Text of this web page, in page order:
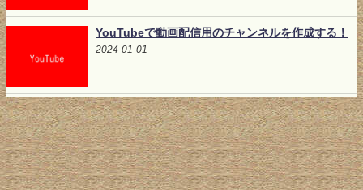
YouTubeで動画配信用のチャンネルを作成する！
2024-01-01